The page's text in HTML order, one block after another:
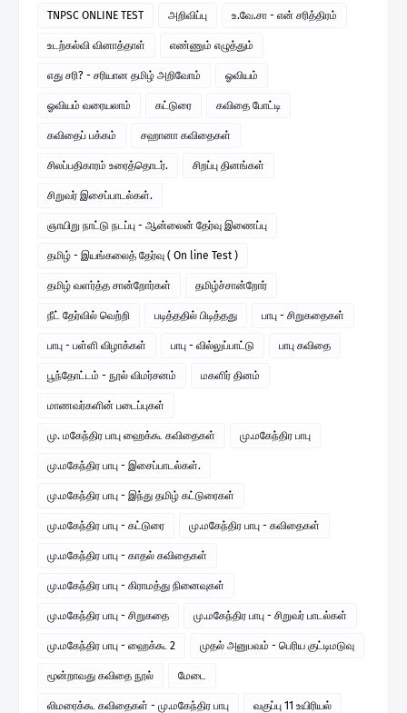
TNPSC ONLINE TEST அறிவிப்பு உ.வே.சா - என் சரித்திரம்
உடற்கல்வி வினாத்தாள் எண்ணும் எழுத்தும்
எது சரி? - சரியான தமிழ் அறிவோம் ஓவியம்
ஓவியம் வரையலாம் கட்டுரை கவிதை போட்டி
கவிதைப் பக்கம் சஹானா கவிதைகள்
சிலப்பதிகாரம் உரைத்தொடர். சிறப்பு தினங்கள்
சிறுவர் இசைப்பாடல்கள்.
ஞாயிறு நாட்டு நடப்பு - ஆன்லைன் தேர்வு இணைப்பு
தமிழ் - இயங்கலைத் தேர்வு ( On line Test )
தமிழ் வளர்த்த சான்றோர்கள் தமிழ்ச்சான்றோர்
நீட் தேர்வில் வெற்றி படித்ததில் பிடித்தது பாபு - சிறுகதைகள்
பாபு - பள்ளி விழாக்கள் பாபு - வில்லுப்பாட்டு பாபு கவிதை
பூந்தோட்டம் - நூல் விமர்சனம் மகளிர் தினம்
மாணவர்களின் படைப்புகள்
மு. மகேந்திர பாபு ஹைக்கூ கவிதைகள் மு.மகேந்திர பாபு
மு.மகேந்திர பாபு - இசைப்பாடல்கள்.
மு.மகேந்திர பாபு - இந்து தமிழ் கட்டுரைகள்
மு.மகேந்திர பாபு - கட்டுரை மு.மகேந்திர பாபு - கவிதைகள்
மு.மகேந்திர பாபு - காதல் கவிதைகள்
மு.மகேந்திர பாபு - கிராமத்து நினைவுகள்
மு.மகேந்திர பாபு - சிறுகதை மு.மகேந்திர பாபு - சிறுவர் பாடல்கள்
மு.மகேந்திர பாபு - ஹைக்கூ 2 முதல் அனுபவம் - பெரிய குட்டிமடுவு
மூன்றாவது கவிதை நூல் மேடை
லிமரைக்கூ கவிதைகள் - மு.மகேந்திர பாபு வகுப்பு 11 உயிரியல்